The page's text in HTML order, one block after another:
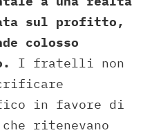
sul profitto,
colosso
I fratelli non
in favore di
ritenevano